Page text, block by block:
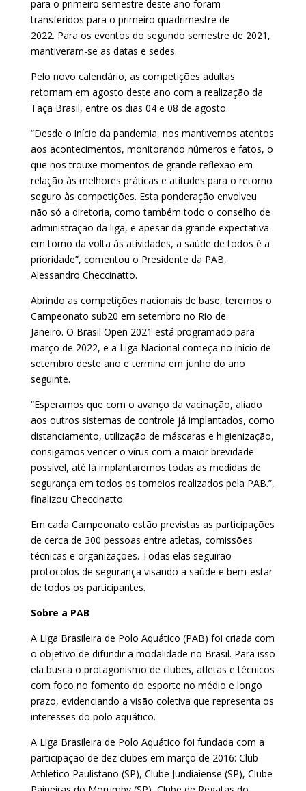
para o primeiro semestre deste ano foram
transferidos para o primeiro quadrimestre de
2022. Para os eventos do segundo semestre de 2021,
mantiveram-se as datas e sedes.
Pelo novo calendário, as competições adultas
retornam em agosto deste ano com a realização da
Taça Brasil, entre os dias 04 e 08 de agosto.
“Desde o início da pandemia, nos mantivemos atentos
aos acontecimentos, monitorando números e fatos, o
que nos trouxe momentos de grande reflexão em
relação às melhores práticas e atitudes para o retorno
seguro às competições. Esta ponderação envolveu
não só a diretoria, como também todo o conselho de
administração da liga, e apesar da grande expectativa
em torno da volta às atividades, a saúde de todos é a
prioridade”, comentou o Presidente da PAB,
Alessandro Checcinatto.
Abrindo as competições nacionais de base, teremos o
Campeonato sub20 em setembro no Rio de
Janeiro. O Brasil Open 2021 está programado para
março de 2022, e a Liga Nacional começa no início de
setembro deste ano e termina em junho do ano
seguinte.
“Esperamos que com o avanço da vacinação, aliado
aos outros sistemas de controle já implantados, como
distanciamento, utilização de máscaras e higienização,
consigamos vencer o vírus com a maior brevidade
possível, até lá implantaremos todas as medidas de
segurança em todos os torneios realizados pela PAB.”,
finalizou Checcinatto.
Em cada Campeonato estão previstas as participações
de cerca de 300 pessoas entre atletas, comissões
técnicas e organizações. Todas elas seguirão
protocolos de segurança visando a saúde e bem-estar
de todos os participantes.
Sobre a PAB
A Liga Brasileira de Polo Aquático (PAB) foi criada com
o objetivo de difundir a modalidade no Brasil. Para isso
ela busca o protagonismo de clubes, atletas e técnicos
com foco no fomento do esporte no médio e longo
prazo, evidenciando a visão coletiva que representa os
interesses do polo aquático.
A Liga Brasileira de Polo Aquático foi fundada com a
participação de dez clubes em março de 2016: Club
Athletico Paulistano (SP), Clube Jundiaiense (SP), Clube